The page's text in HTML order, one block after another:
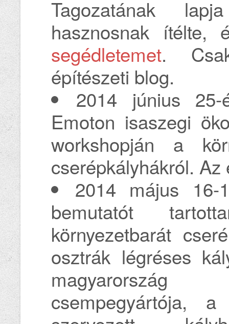
Tagozatának
hasznosnak ítélte,
segédletemet.
építészeti blog.
2014 június
Emoton isaszegi
workshopján a
cserépkályhákról.
2014 május 16-
bemutatót
környezetbarát
osztrák légréses
csempegyártója,